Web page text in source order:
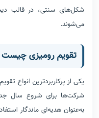
شکل‌های سنتی، در قالب
می‌شوند.
تقویم رومیزی چیست
یکی از پرکاربردترین انواع
شرکت‌ها برای شروع سال
به‌عنوان هدیه‌ای ماندگار